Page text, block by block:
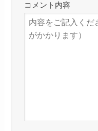
コメント内容